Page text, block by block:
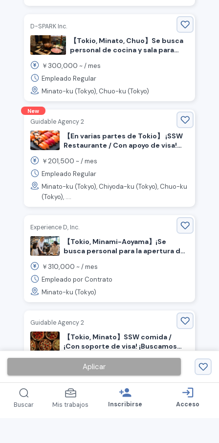
Aplicar
D-SPARK Inc.
【Tokio, Minato, Chuo】Se busca
personal de cocina y sala para
￥ 300,000 ~ /mes
Empleado Regular
Minato-ku (Tokyo), Chuo-ku (Tokyo)
New
Guidable Agency 2
【En varias partes de Tokio】 ¡SSW
Restaurante / Con apoyo de visa!
personal de salón!
￥201,500 ~ /mes
Empleado Regular
Minato-ku (Tokyo), Chiyoda-ku (Tokyo), Chuo-ku
(Tokyo), ....
Experience D, Inc.
【Tokio, Minami-Aoyama】¡Se
busca personal para la apertura de
Honda!
￥ 310,000 ~ /mes
Empleado por Contrato
Minato-ku (Tokyo)
Guidable Agency 2
【Tokio, Minato】SSW comida /
¡Con soporte de visa! ¡Buscamos
mes
Tiempo Completo
Minato-ku (Tokyo)
Buscar Mis trabajos
person_add
Inscribirse
login
Acceso